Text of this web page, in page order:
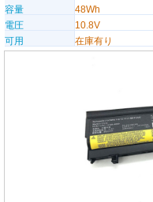
容量
48Wh
電圧
10.8V
可用
在庫有り